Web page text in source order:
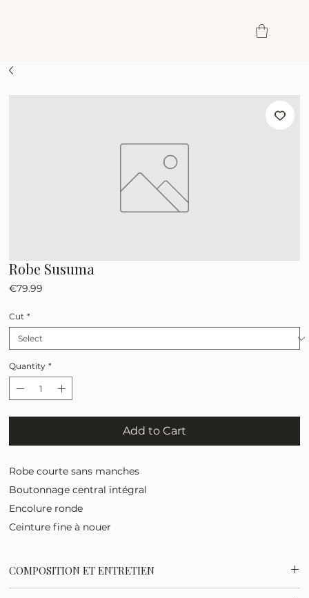
Robe Susuma
€79.99
Cut *
Quantity *
Add to Cart
Robe courte sans manches
Boutonnage central intégral
Encolure ronde
Ceinture fine à nouer
COMPOSITION ET ENTRETIEN